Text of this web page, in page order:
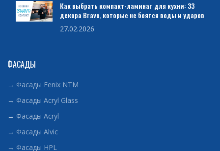
Как выбрать компакт-ламинат для кухни: 33
декора Bravo, которые не боятся воды и ударов
27.02.2026
ФАСАДЫ
→ Фасады Fenix NTM
→ Фасады Acryl Glass
→ Фасады Acryl
→ Фасады Alvic
→ Фасады HPL